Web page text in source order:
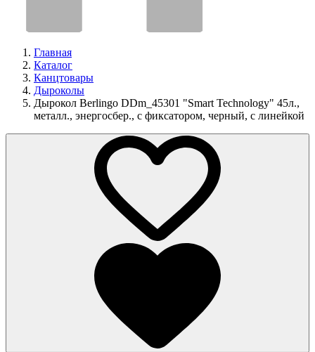
Главная
Каталог
Канцтовары
Дыроколы
Дырокол Berlingo DDm_45301 "Smart Technology" 45л.,
металл., энергосбер., с фиксатором, черный, с линейкой